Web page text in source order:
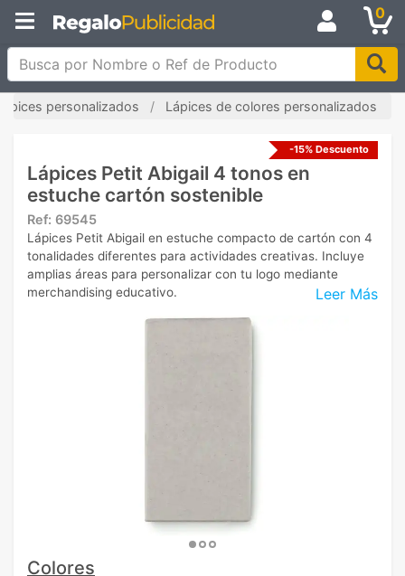
0
Busca por Nombre o Ref de Producto
personalizados Lápices de colores personalizados
-15% Descuento
Lápices Petit Abigail 4 tonos en
estuche cartón sostenible
Ref: 69545
Leer Más
Lápices Petit Abigail en estuche compacto de cartón con 4
tonalidades diferentes para actividades creativas. Incluye
amplias áreas para personalizar con tu logo mediante
merchandising educativo.
Colores